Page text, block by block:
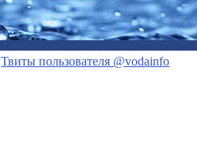
Твиты пользователя @vodainfo